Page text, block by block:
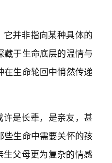
并非指向某种具体的
于生命底层的温情与
生命轮回中悄然传递
许是长辈，是亲友，甚
些生命中需要关怀的孩
生父母更为复杂的情感